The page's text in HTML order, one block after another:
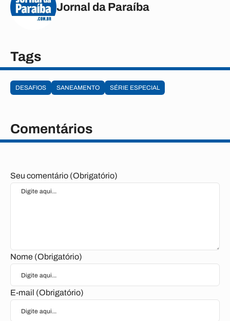
Jornal da Paraíba
Tags
DESAFIOS SANEAMENTO SÉRIE ESPECIAL
Comentários
Seu comentário (Obrigatório)
Nome (Obrigatório)
E-mail (Obrigatório)